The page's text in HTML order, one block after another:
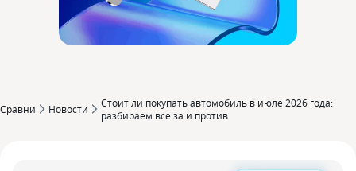
Сравни Новости
Стоит ли покупать автомобиль в июле 2026 года:
разбираем все за и против